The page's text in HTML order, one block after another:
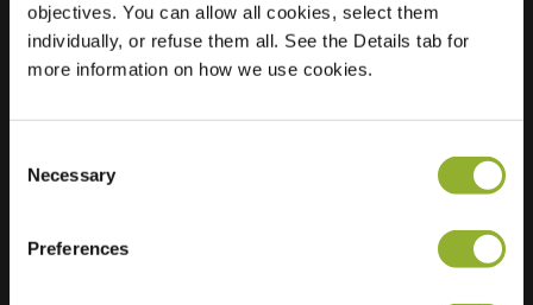
objectives. You can allow all cookies, select them
individually, or refuse them all. See the Details tab for
more information on how we use cookies.
Selection
Necessary
Preferences
Puttershoek
Nederland